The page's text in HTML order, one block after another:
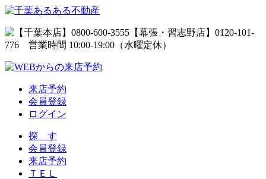
来店予約
会員登録
ログイン
探 す
会員登録
来店予約
ＴＥＬ